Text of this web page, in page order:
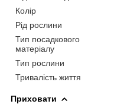
Колір
Рід рослини
Тип посадкового
матеріалу
Тип рослини
Тривалість життя
Приховати